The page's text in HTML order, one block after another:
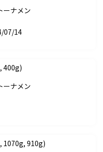
ーナメン
07/14
400g)
ーナメン
1070g, 910g)